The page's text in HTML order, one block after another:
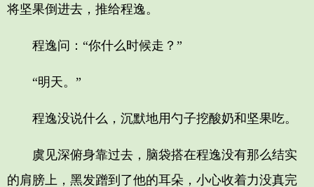
将坚果倒进去，推给程逸。
程逸问：“你什么时候走？”
“明天。”
程逸没说什么，沉默地用勺子挖酸奶和坚果吃。
虞见深俯身靠过去，脑袋搭在程逸没有那么结实
的肩膀上，黑发蹭到了他的耳朵，小心收着力没真完